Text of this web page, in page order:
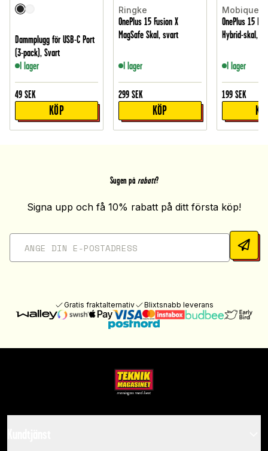
Dammplugg för USB-C Port
(3-pack), Svart
I lager
49 SEK
KÖP
Ringke
OnePlus 15 Fusion X
MagSafe Skal, svart
I lager
299 SEK
KÖP
Mobique
OnePlus 15
Hybrid-skal,
I lager
199 SEK
Sugen på rabatt?
Signa upp och få 10% rabatt på ditt första köp!
Gratis fraktalternativ Blixtsnabb leverans